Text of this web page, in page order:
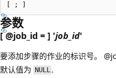
参数
[ @job_id = ] 'job_id'
要添加步骤的作业的标识号。
默认值为 NULL .